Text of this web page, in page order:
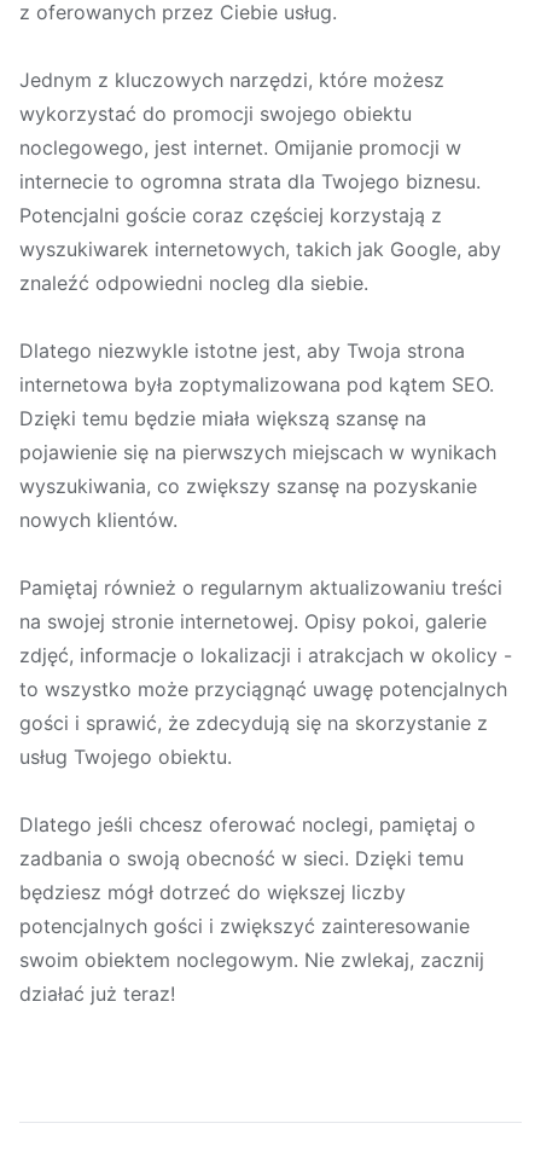
z oferowanych przez Ciebie usług.
Jednym z kluczowych narzędzi, które możesz
wykorzystać do promocji swojego obiektu
noclegowego, jest internet. Omijanie promocji w
internecie to ogromna strata dla Twojego biznesu.
Potencjalni goście coraz częściej korzystają z
wyszukiwarek internetowych, takich jak Google, aby
znaleźć odpowiedni nocleg dla siebie.
Dlatego niezwykle istotne jest, aby Twoja strona
internetowa była zoptymalizowana pod kątem SEO.
Dzięki temu będzie miała większą szansę na
pojawienie się na pierwszych miejscach w wynikach
wyszukiwania, co zwiększy szansę na pozyskanie
nowych klientów.
Pamiętaj również o regularnym aktualizowaniu treści
na swojej stronie internetowej. Opisy pokoi, galerie
zdjęć, informacje o lokalizacji i atrakcjach w okolicy -
to wszystko może przyciągnąć uwagę potencjalnych
gości i sprawić, że zdecydują się na skorzystanie z
usług Twojego obiektu.
Dlatego jeśli chcesz oferować noclegi, pamiętaj o
zadbania o swoją obecność w sieci. Dzięki temu
będziesz mógł dotrzeć do większej liczby
potencjalnych gości i zwiększyć zainteresowanie
swoim obiektem noclegowym. Nie zwlekaj, zacznij
działać już teraz!